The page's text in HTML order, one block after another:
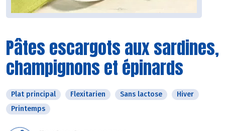
Pâtes escargots aux sardines,
champignons et épinards
Plat principal Flexitarien Sans lactose
Hiver
Printemps